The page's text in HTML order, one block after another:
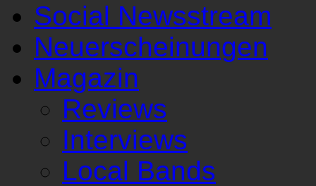
Social Newsstream
Neuerscheinungen
Magazin
Reviews
Interviews
Local Bands